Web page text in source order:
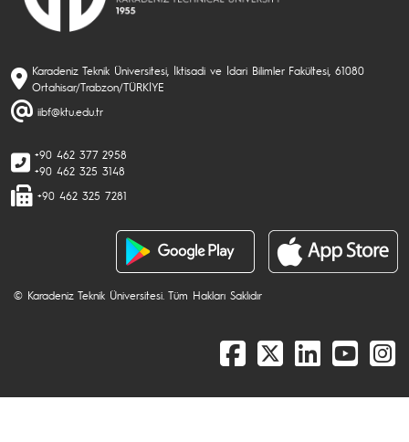
Karadeniz Teknik Üniversitesi, İktisadi ve İdari Bilimler Fakültesi, 61080
Ortahisar/Trabzon/TÜRKİYE
iibf@ktu.edu.tr
+90 462 377 2958
+90 462 325 3148
+90 462 325 7281
© Karadeniz Teknik Üniversitesi. Tüm Hakları Saklıdır